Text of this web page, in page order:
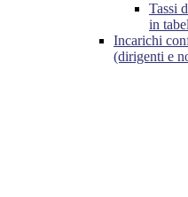
Tassi
in
Incarichi
(dirigenti e